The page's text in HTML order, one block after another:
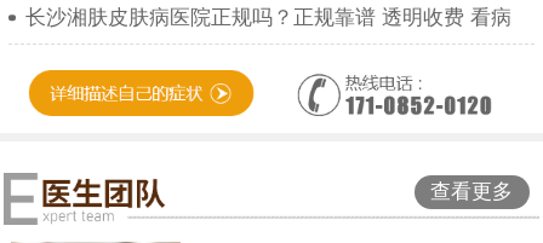
长沙湘肤皮肤病医院正规吗？正规靠谱 透明收费 看病
查看更多